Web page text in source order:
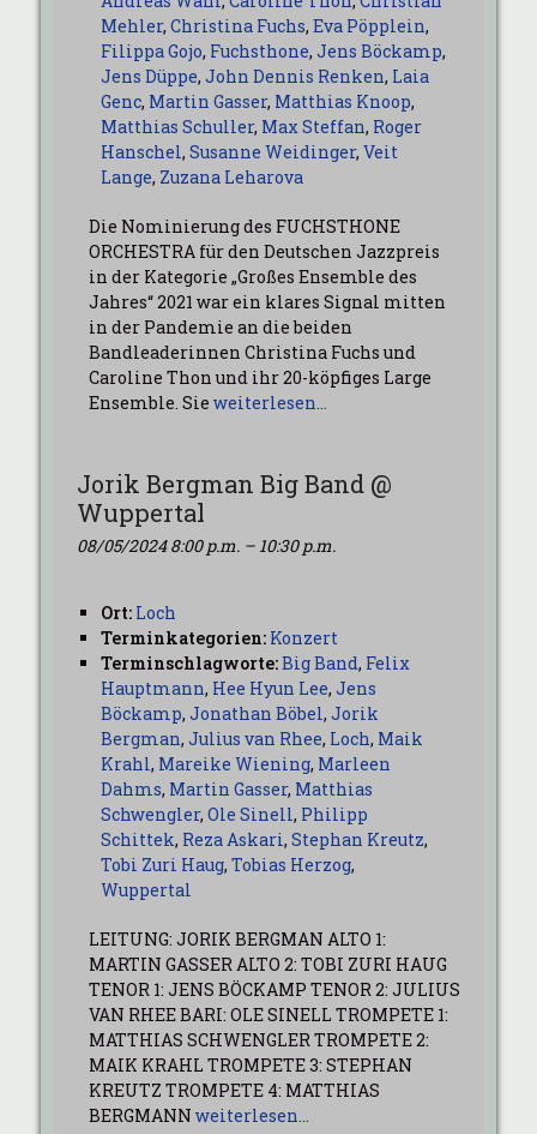
Mehler, Christina Fuchs, Eva Pöpplein,
Filippa Gojo, Fuchsthone, Jens Böckamp,
Jens Düppe, John Dennis Renken, Laia
Genc, Martin Gasser, Matthias Knoop,
Matthias Schuller, Max Steffan, Roger
Hanschel, Susanne Weidinger, Veit
Lange, Zuzana Leharova
Die Nominierung des FUCHSTHONE
ORCHESTRA für den Deutschen Jazzpreis
in der Kategorie „Großes Ensemble des
Jahres“ 2021 war ein klares Signal mitten
in der Pandemie an die beiden
Bandleaderinnen Christina Fuchs und
Caroline Thon und ihr 20-köpfiges Large
Ensemble. Sie weiterlesen…
Jorik Bergman Big Band @
Wuppertal
08/05/2024 8:00 p.m. – 10:30 p.m.
Ort: Loch
Terminkategorien: Konzert
Terminschlagworte:Big Band, Felix
Hauptmann, Hee Hyun Lee, Jens
Böckamp, Jonathan Böbel, Jorik
Bergman, Julius van Rhee, Loch, Maik
Krahl, Mareike Wiening, Marleen
Dahms, Martin Gasser, Matthias
Schwengler, Ole Sinell, Philipp
Schittek, Reza Askari, Stephan Kreutz,
Tobi Zuri Haug, Tobias Herzog,
Wuppertal
LEITUNG: JORIK BERGMAN ALTO 1:
MARTIN GASSER ALTO 2: TOBI ZURI HAUG
TENOR 1: JENS BÖCKAMP TENOR 2: JULIUS
VAN RHEE BARI: OLE SINELL TROMPETE 1:
MATTHIAS SCHWENGLER TROMPETE 2:
MAIK KRAHL TROMPETE 3: STEPHAN
KREUTZ TROMPETE 4: MATTHIAS
BERGMANN weiterlesen…